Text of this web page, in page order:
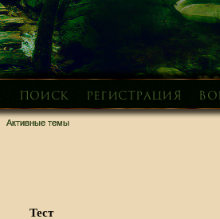
Поиск Регистрация
Активные темы
Тест